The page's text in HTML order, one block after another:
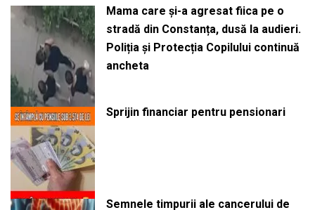
Mama care și-a agresat fiica pe o
stradă din Constanța, dusă la audieri.
Poliția și Protecția Copilului continuă
ancheta
Sprijin financiar pentru pensionari
Semnele timpurii ale cancerului de